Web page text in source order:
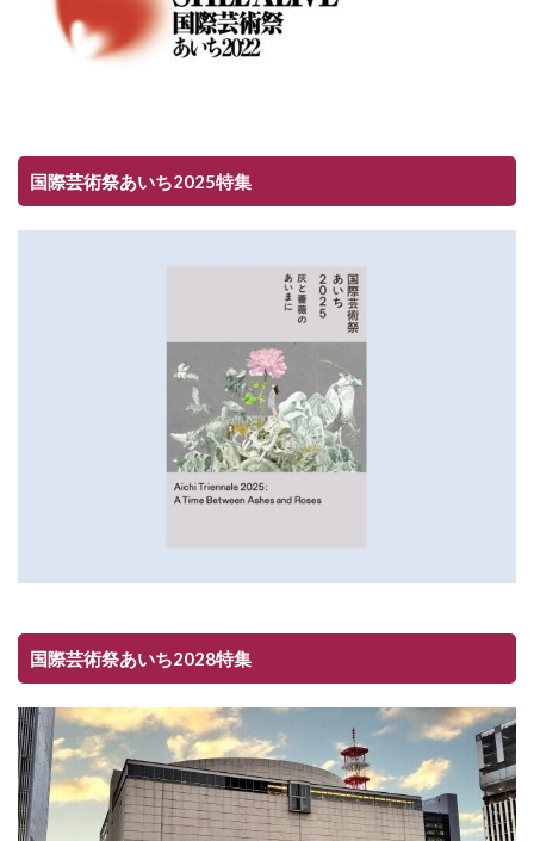
国際芸術祭あいち2025特集
国際芸術祭あいち2028特集